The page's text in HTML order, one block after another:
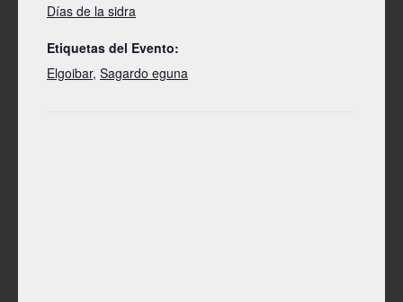
Días de la sidra
Etiquetas del Evento:
Elgoibar, Sagardo eguna